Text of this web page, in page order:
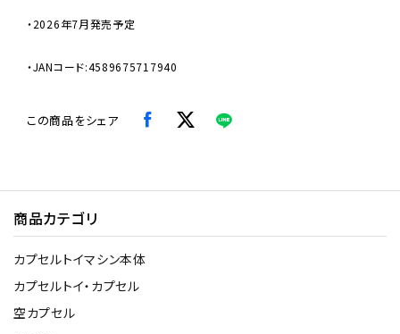
・2026年7月発売予定
・JANコード:4589675717940
この商品をシェア
商品カテゴリ
カプセルトイマシン本体
カプセルトイ・カプセル
空カプセル